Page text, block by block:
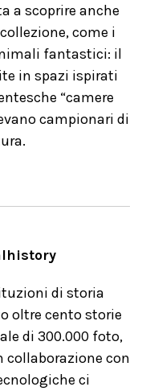
a scoprire anche
come i
fantastici: il
in spazi ispirati
“camere
campionari di
di storia
oltre cento storie
di 300.000 foto,
collaborazione con
ci